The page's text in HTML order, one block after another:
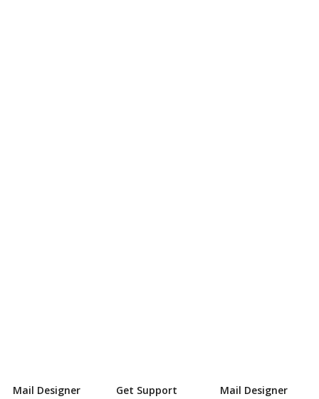
Mail Designer
Get Support
Mail Designer